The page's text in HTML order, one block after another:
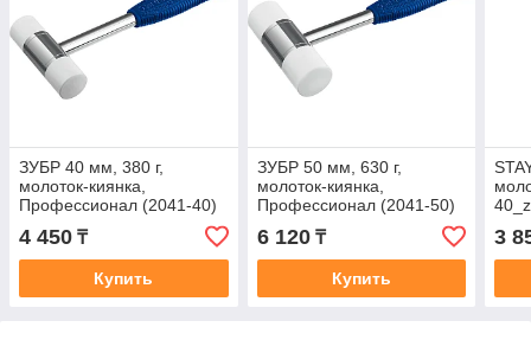
ЗУБР 40 мм, 380 г,
молоток-киянка,
Профессионал (2041-40)
4 450 ₸
Купить
ЗУБР 50 мм, 630 г,
молоток-киянка,
Профессионал (2041-50)
6 120₸
Купить
3